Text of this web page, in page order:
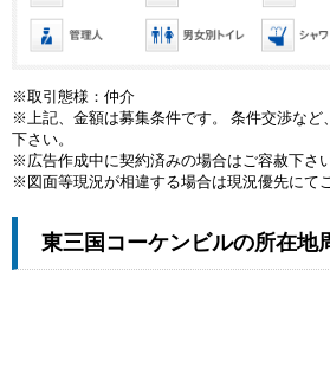
※取引態様：仲介
※上記、金額は募集条件です。 条件交渉など
下さい。
※広告作成中に契約済みの場合はご容赦下さい
※図面等現況が相違する場合は現況優先にて
東三国コーケンビルの所在地